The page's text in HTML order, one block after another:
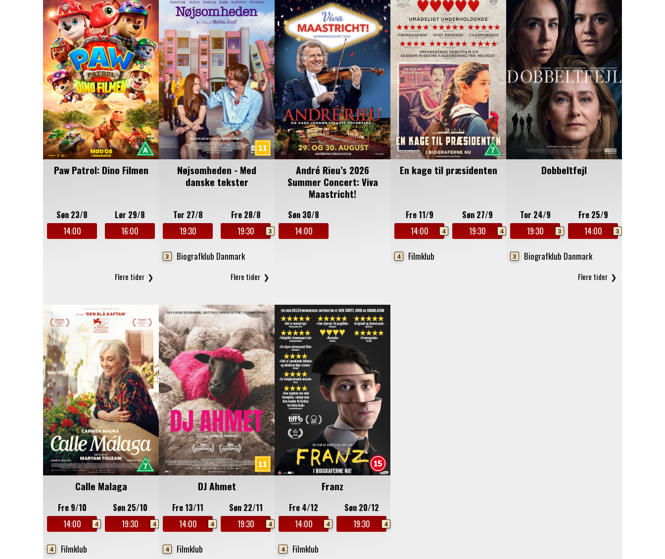
Paw Patrol: Dino Filmen
Søn 23/8
14:00
Lør 29/8
16:00
Nøjsomheden - Med
danske tekster
Tor 27/8
19:30
Fre 28/8
19:30
3
3 Biografklub Danmark
André Rieu’s 2026
Summer Concert: Viva
Maastricht!
Søn 30/8
14:00
En kage til præsidenten
Fre 11/9
14:00
4
Søn 27/9
19:30
4
4 Filmklub
Dobbeltfejl
Tor 24/9
19:30
3
Fre 25/9
14:00
3
3 Biografklub Danmark
Calle Malaga
Fre 9/10
14:00
4
Søn 25/10
19:30
4
4 Filmklub
DJ Ahmet
Fre 13/11
14:00
4
Søn 22/11
19:30
4
4 Filmklub
Franz
Fre 4/12
14:00
4
Søn 20/12
19:30
4
4 Filmklub